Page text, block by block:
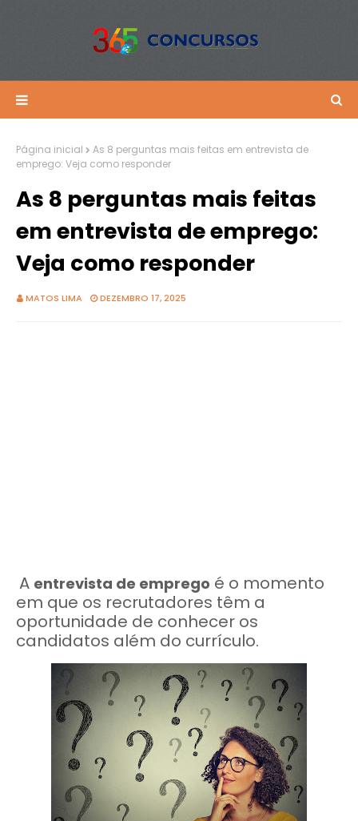
Página inicial
As 8 perguntas mais feitas em entrevista de
emprego: Veja como responder
As 8 perguntas mais feitas
em entrevista de emprego:
Veja como responder
MATOS LIMA DEZEMBRO 17, 2025
A entrevista de emprego é o momento
em que os recrutadores têm a
oportunidade de conhecer os
candidatos além do currículo.